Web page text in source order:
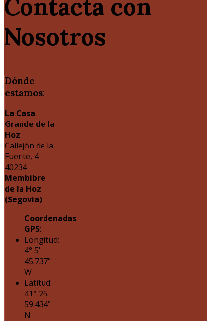
Contacta con
Nosotros
Dónde
estamos:
La Casa
Grande de la
Hoz:
Callejón de la
Fuente, 4
40234
Membibre
de la Hoz
(Segovia)
Coordenadas
GPS:
Longitud:
4° 5'
45.737"
W
Latitud:
41° 26'
59.434"
N